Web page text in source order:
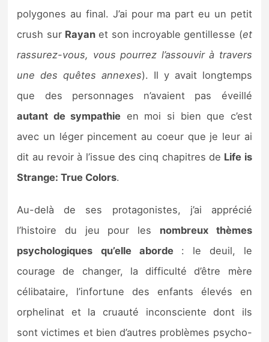
polygones au final. J’ai pour ma part eu un petit
crush sur Rayanet son incroyable gentillesse (et
rassurez-vous, vous pourrez l’assouvir à travers
une des quêtes annexes). Il y avait longtemps
que des personnages n’avaient pas éveillé
autant de sympathie en moi si bien que c’est
avec un léger pincement au coeur que je leur ai
dit au revoir à l’issue des cinq chapitres de Life is
Strange: True Colors.
Au-delà de ses protagonistes, j’ai apprécié
l’histoire du jeu pour les nombreux thèmes
psychologiques
qu’elle aborde: le deuil, le
courage de changer, la difficulté d’être mère
célibataire, l’infortune des enfants élevés en
orphelinat et la cruauté inconsciente dont ils
sont victimes et bien d’autres problèmes psycho-